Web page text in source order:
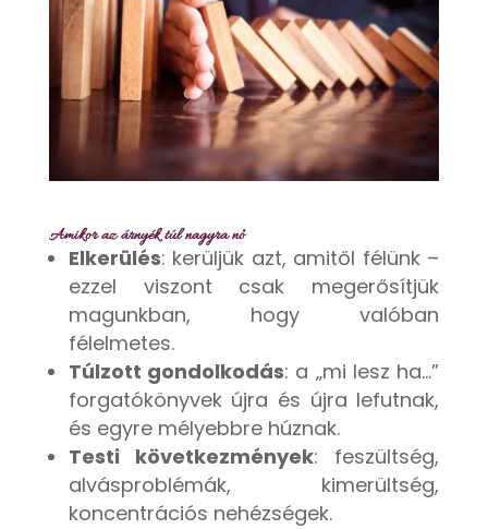
Amikor az árnyék túl nagyra nő
Elkerülés: kerüljük azt, amitől félünk –
ezzel viszont csak megerősítjük
magunkban, hogy valóban
félelmetes.
Túlzott gondolkodás: a „mi lesz ha…”
forgatókönyvek újra és újra lefutnak,
és egyre mélyebbre húznak.
Testi következmények: feszültség,
alvásproblémák, kimerültség,
koncentrációs nehézségek.